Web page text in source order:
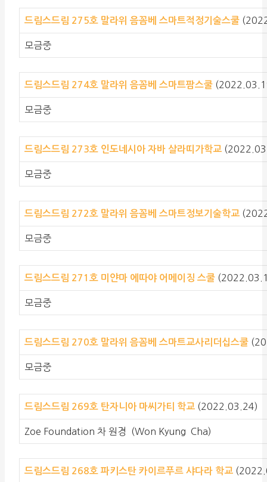
드림스드림 275호 말라위 음꼼베 스마트적정기술스쿨
모금중
드림스드림 274호 말라위 음꼼베 스마트팜스쿨
모금중
드림스드림 273호 인도네시아 자바 살라띠가학교
모금중
드림스드림 272호 말라위 음꼼베 스마트정보기술학교
모금중
드림스드림 271호 미얀마 에따야 어메이징 스쿨
모금중
드림스드림 270호 말라위 음꼼베 스마트교사리더십스쿨
모금중
드림스드림 269호 탄자니아 마씨가티 학교 (2022.03.24)
Zoe Foundation 차 원경 (Won Kyung Cha)
드림스드림 268호파키스탄 카이르푸르 샤다라 학교